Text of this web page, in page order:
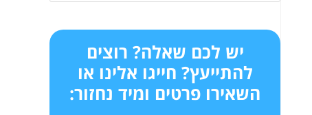
יש לכם שאלה? רוצים
להתייעץ? חייגו אלינו או
השאירו פרטים ומיד נחזור: